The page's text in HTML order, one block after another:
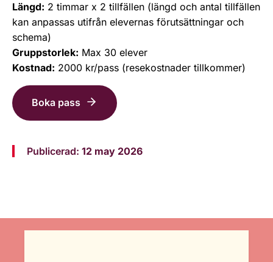
Längd: 2 timmar x 2 tillfällen (längd och antal tillfällen
kan anpassas utifrån elevernas förutsättningar och
schema)
Gruppstorlek: Max 30 elever
Kostnad: 2000 kr/pass (resekostnader tillkommer)
Boka pass
Publicerad: 12 may 2026